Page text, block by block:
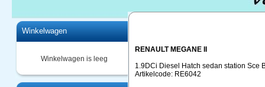
Winkelwagen
Winkelwagen is leeg
RENAULT MEGANE II
1.9DCi Diesel Hatch sedan station Sce
Artikelcode: RE6042